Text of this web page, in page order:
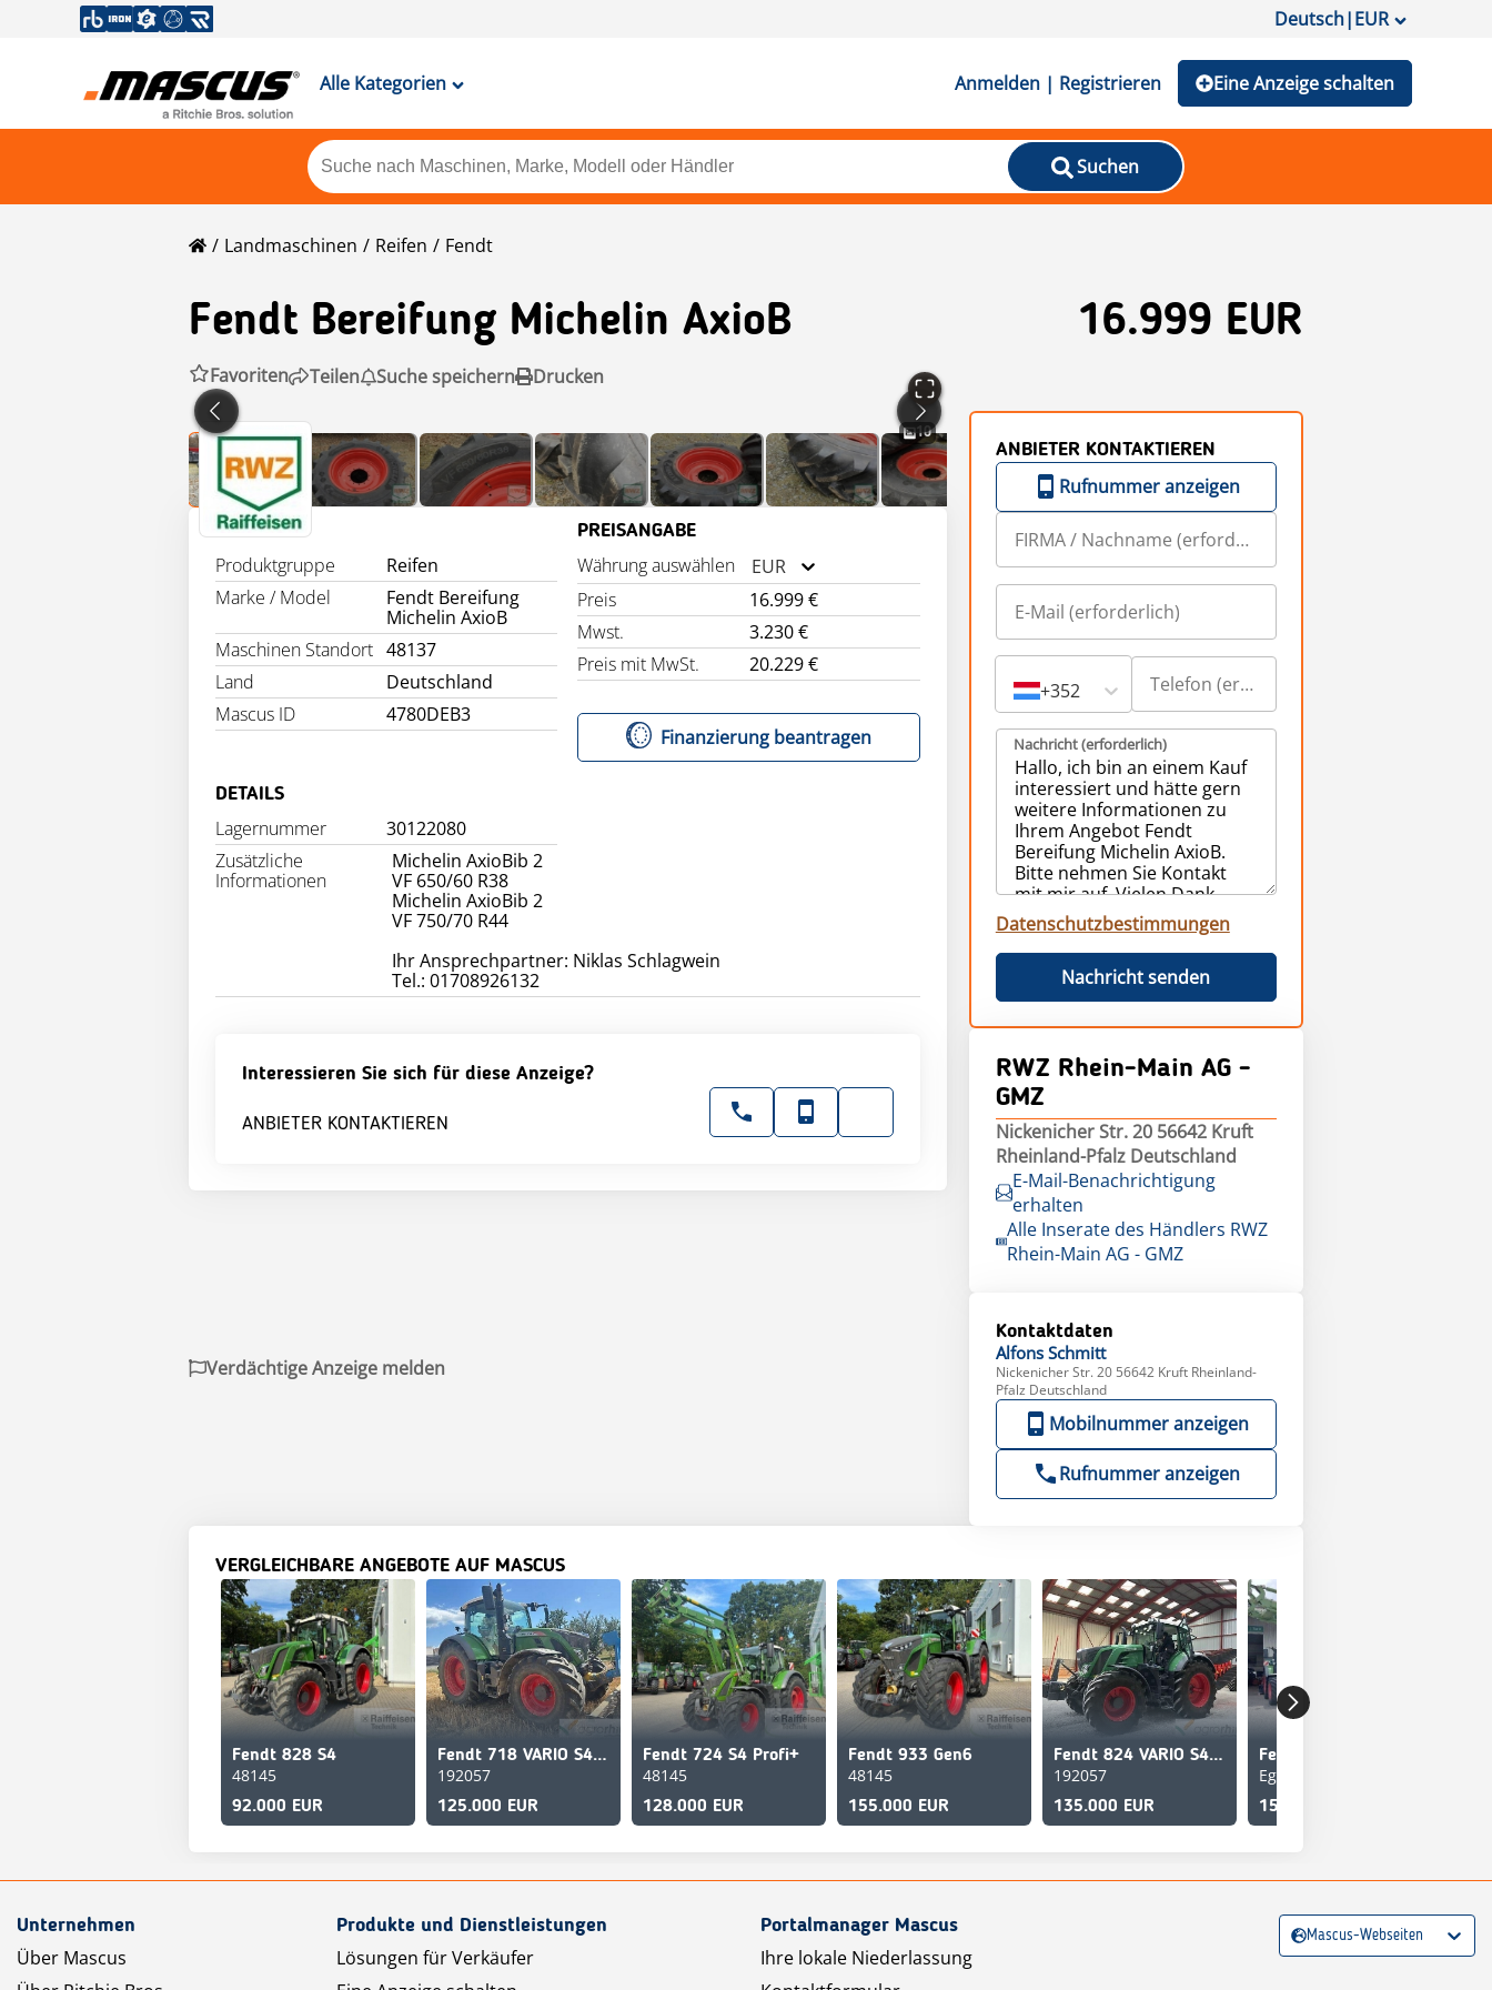
Deutsch|EUR
Alle Kategorien Anmelden | Registrieren Eine Anzeige schalten
Suchen
Landmaschinen Reifen Fendt
Fendt Bereifung Michelin AxioB 16.999 EUR
Favoriten Teilen Suche speichern Drucken
10
INFO
Produktgruppe
Reifen
Marke / Model
Fendt Bereifung
Michelin AxioB
Maschinen Standort 48137
Land
Deutschland
Mascus ID
4780DEB3
PREISANGABE
Währung auswählen
EUR
Preis
16.999 €
Mwst.
3.230 €
Preis mit MwSt.
20.229 €
Finanzierung beantragen
DETAILS
Lagernummer
30122080
Zusätzliche
Informationen
Michelin AxioBib 2
VF 650/60 R38
Michelin AxioBib 2
VF 750/70 R44
Ihr Ansprechpartner: Niklas Schlagwein
Tel.: 01708926132
Interessieren Sie sich für diese Anzeige?
ANBIETER KONTAKTIEREN
ANBIETER KONTAKTIEREN
Rufnummer anzeigen
+352
Nachricht (erforderlich)
Datenschutzbestimmungen
Nachricht senden
RWZ Rhein-Main AG -
GMZ
Nickenicher Str. 20 56642 Kruft
Rheinland-Pfalz Deutschland
E-Mail-Benachrichtigung
erhalten
Alle Inserate des Händlers RWZ
Rhein-Main AG - GMZ
Kontaktdaten
Alfons Schmitt
Nickenicher Str. 20 56642 Kruft Rheinland-
Pfalz Deutschland
Mobilnummer anzeigen
Rufnummer anzeigen
Verdächtige Anzeige melden
VERGLEICHBARE ANGEBOTE AUF MASCUS
Fendt 828 S4
48145
92.000 EUR
Fendt 718 VARIO S4 PROFI PLUS
192057
125.000 EUR
Fendt 724 S4 Profi+
48145
128.000 EUR
Fendt 933 Gen6
48145
155.000 EUR
Fendt 824 VARIO S4 PROFI PLUS
192057
135.000 EUR
Eggenfelden
154.000 EUR
Unternehmen
Über Mascus
Produkte und Dienstleistungen
Lösungen für Verkäufer
Portalmanager Mascus
Ihre lokale Niederlassung
Mascus-Webseiten